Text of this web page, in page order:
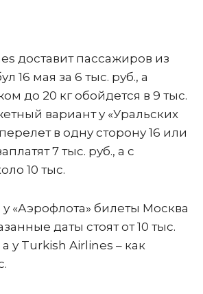
доставит пассажиров из
16 мая за 6 тыс. руб., а
до 20 кг обойдется в 9 тыс.
вариант у «Уральских
в одну сторону 16 или
7 тыс. руб., а с
10 тыс.
«Аэрофлота» билеты Москва
даты стоят от 10 тыс.
у Turkish Airlines – как